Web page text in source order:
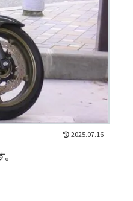
2025.07.16